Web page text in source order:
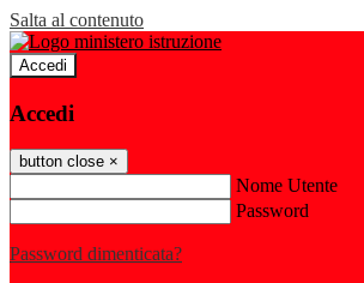
Salta al contenuto
Accedi
Accedi
button close ×
Nome Utente
Password
Password dimenticata?